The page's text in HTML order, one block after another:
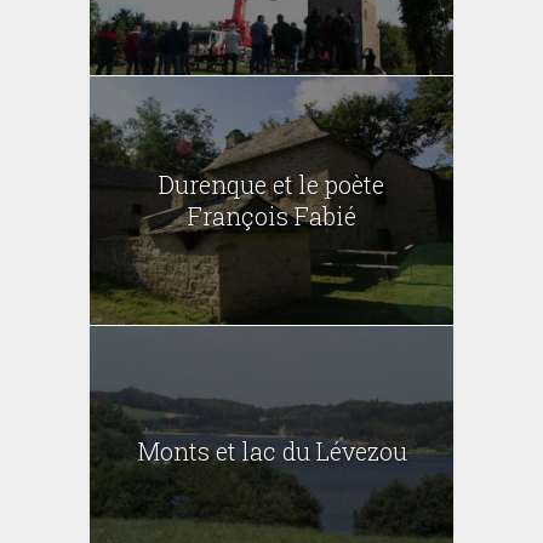
Durenque et le poète
François Fabié
Monts et lac du Lévezou